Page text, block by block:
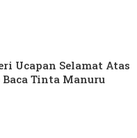
Ucapan Selamat Atas
Tinta Manuru